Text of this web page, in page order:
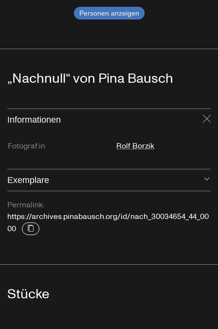
Personen anzeigen
„Nachnull“ von Pina Bausch
Informationen
Fotograf:in Rolf Borzik
Exemplare
Permalink:
https://archives.pinabausch.org/id/nach_30034654_44_00
00
Stücke